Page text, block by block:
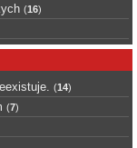
(16)
(14)
(7)